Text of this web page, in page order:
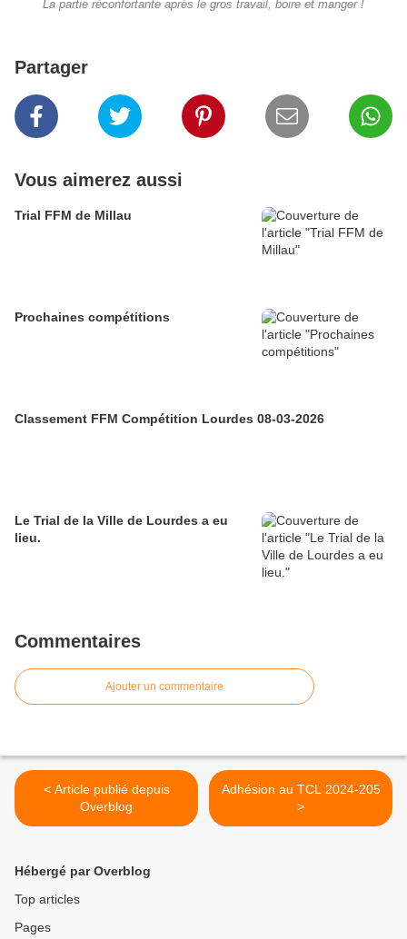
La partie réconfortante après le gros travail, boire et manger !
Partager
Vous aimerez aussi
Trial FFM de Millau
Prochaines compétitions
Classement FFM Compétition Lourdes 08-03-2026
Le Trial de la Ville de Lourdes a eu
lieu.
Commentaires
Ajouter un commentaire
< Article publié depuis
Overblog
Adhésion au TCL 2024-205
>
Hébergé par Overblog
Top articles
Pages